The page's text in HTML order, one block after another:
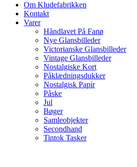
Om Kludefabrikken
Kontakt
Varer
Håndlavet På Fanø
Nye Glansbilleder
Victorianske Glansbilleder
Vintage Glansbilleder
Nostalgiske Kort
Påklædningsdukker
Nostalgisk Papir
Påske
Jul
Bøger
Samleobjekter
Secondhand
Tintok Tasker